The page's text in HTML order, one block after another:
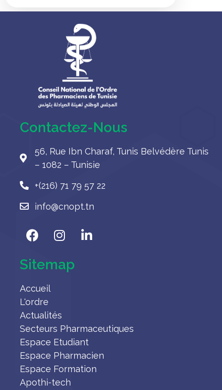
Contactez-Nous
56, Rue Ibn Charaf, Tunis Belvédère Tunis
– 1082 – Tunisie
+(216) 71 79 57 22
info@cnopt.tn
Sitemap
Accueil
L'ordre
Actualités
Secteurs Pharmaceutiques
Espace Etudiant
Espace Pharmacien
Espace Formation
Apothi-tech